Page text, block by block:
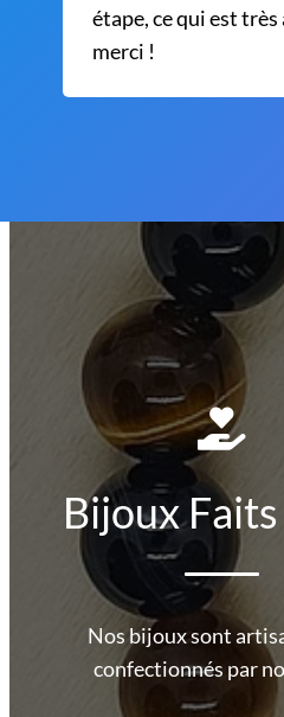
étape, ce qui est
merci !
Bijoux
Nos bijoux sont
confectionnés par